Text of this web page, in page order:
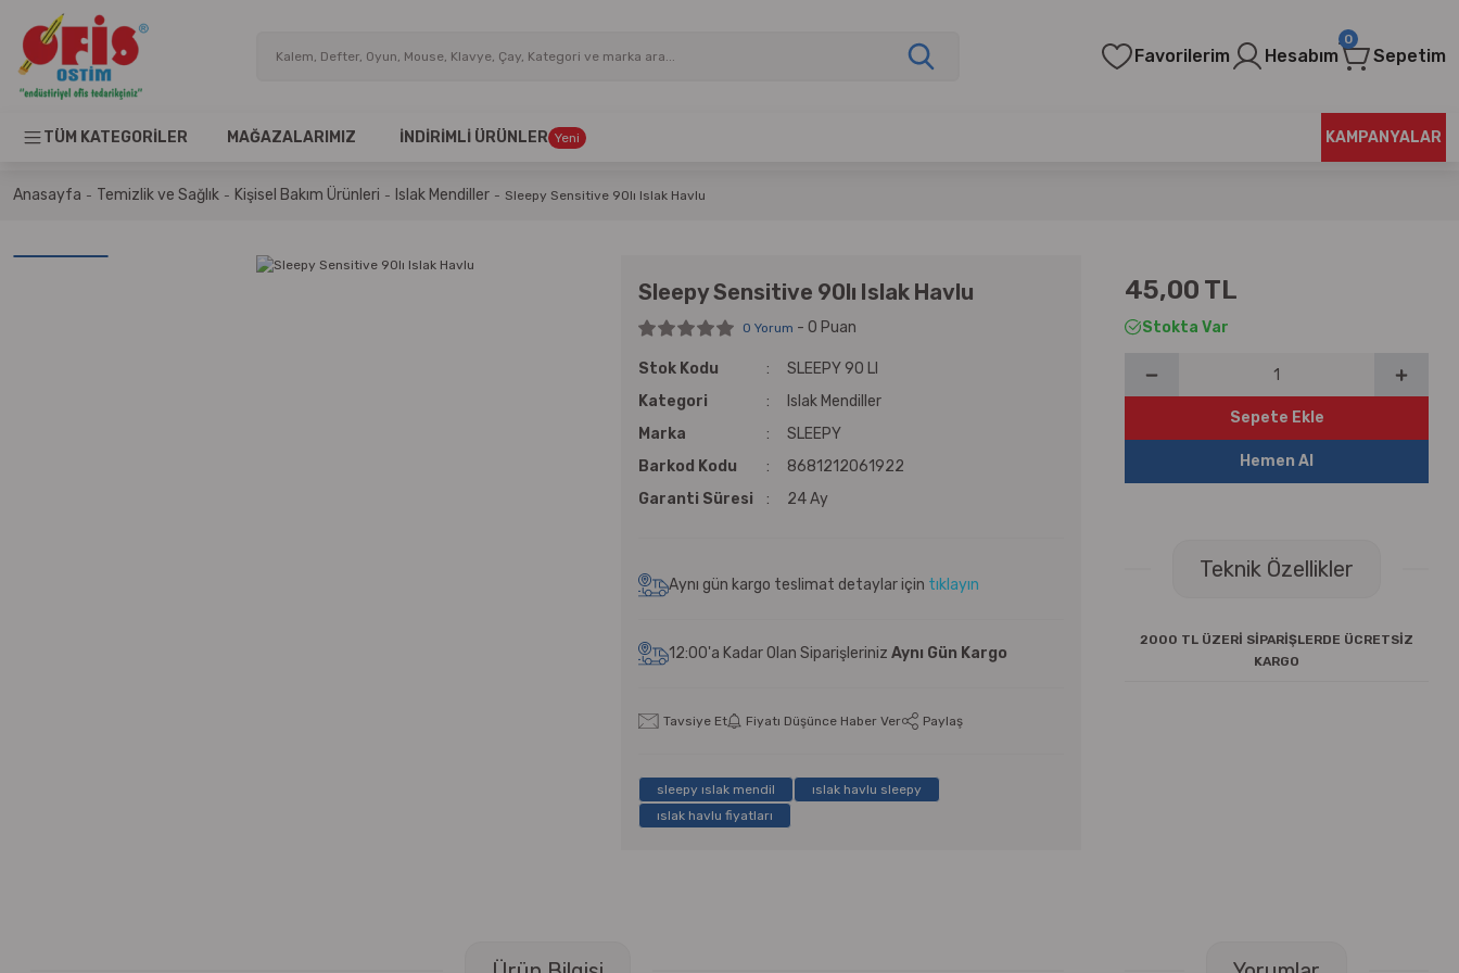
Favorilerim Hesabım Sepetim
0
TÜM KATEGORİLER MAĞAZALARIMIZ İNDİRİMLİ ÜRÜNLER Yeni KAMPANYALAR
Anasayfa Temizlik ve Sağlık Kişisel Bakım Ürünleri Islak Mendiller Sleepy Sensitive 90lı Islak Havlu
Sleepy Sensitive 90lı Islak Havlu
0 Yorum - 0 Puan
Stok Kodu
SLEEPY 90 LI
Kategori
Islak Mendiller
Marka
SLEEPY
Barkod Kodu
8681212061922
Garanti Süresi
24 Ay
Aynı gün kargo teslimat detaylar için tıklayın
12:00'a Kadar Olan Siparişleriniz Aynı Gün Kargo
Tavsiye Et Fiyatı Düşünce Haber Ver Paylaş
sleepy ıslak mendil
ıslak havlu sleepy
ıslak havlu fiyatları
45,00 TL
Stokta Var
Sepete Ekle
Hemen Al
Teknik Özellikler
2000 TL ÜZERİ SİPARİŞLERDE ÜCRETSİZ
KARGO